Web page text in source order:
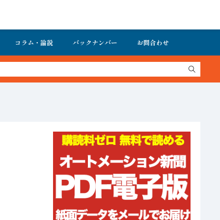
コラム・論説 バックナンバー お問合わせ